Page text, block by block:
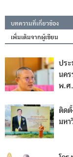
บทความที่เกี่ยวข้อง
เพิ่มเติมจากผู้เขียน
ประ
นค
พ.ศ
ติดตั้
มห